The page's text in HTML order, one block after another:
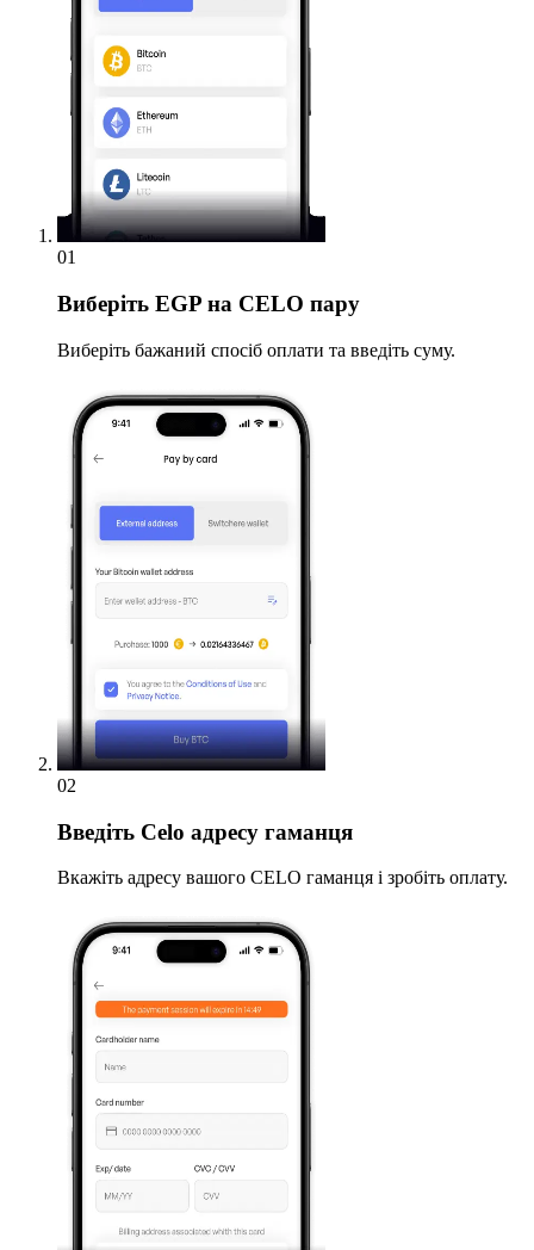
01
Виберіть EGP на CELO пару
Виберіть бажаний спосіб оплати та введіть суму.
02
Введіть Celo адресу гаманця
Вкажіть адресу вашого CELO гаманця і зробіть оплату.